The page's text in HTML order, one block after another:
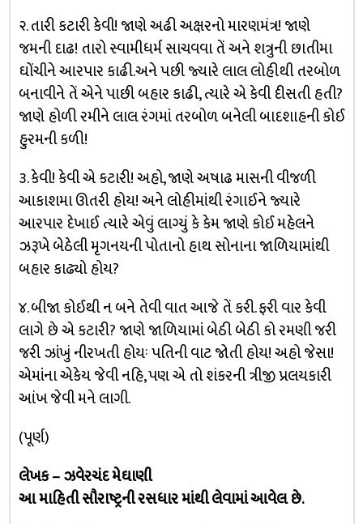
૨. તારી કટારી કેવી! જાણે અઢી અક્ષરનો મારણમંત્ર! જાણે
જમની દાઢ! તારો સ્વામીધર્મ સાચવવા તેં અને શત્રુની છાતીમા
ઘોંચીને આરપાર કાઢી.અને પછી જ્યારે લાલ લોહીથી તરબોળ
બનાવીને તેં એને પાછી બહાર કાઢી, ત્યારે એ કેવી દીસતી હતી?
જાણે હોળી રમીને લાલ રંગમાં તરબોળ બનેલી બાદશાહની કોઈ
હુરમની કળી!
૩. કેવી! કેવી એ કટારી! અહો, જાણે અષાઢ માસની વીજળી
આકાશમા ઊતરી હોય! અને લોહીમાંથી રંગાઈને જ્યારે
આરપાર દેખાઈ ત્યારે એવું લાગ્યું કે કેમ જાણે કોઈ મહેલને
ઝરૂખે બેઠેલી મૃગનયની પોતાનો હાથ સોનાના જાળિયામાંથી
બહાર કાઢ્યો હોય?
૪. બીજા કોઈથી ન બને તેવી વાત આજે તેં કરી. ફરી વાર કેવી
લાગે છે એ કટારી? જાણે જાળિયામાં બેઠી બેઠી કો રમણી જરી
જરી ઝાંખું નીરખતી હોયઃ પતિની વાટ જોતી હોય! અહો જેસા!
એમાંના એકેય જેવી નહિ, પણ એ તો શંકરની ત્રીજી પ્રલયકારી
આંખ જેવી મને લાગી.
(પૂર્ણ)
લેખક – ઝવેરચંદ મેઘાણી
આ માહિતી સૌરાષ્ટ્રની રસધાર માંથી લેવામાં આવેલ છે.